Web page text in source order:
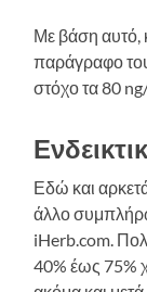
Με βάση αυτό,
παράγραφο
στόχο τα 80
Εδώ και αρκετά
άλλο
iHerb.com.
40% έως 75%